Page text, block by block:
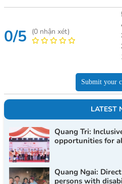
0/5 (0nhận xét)
Submit your
LATEST
Quang Tri:
opportunities for
Quang Ngai:
persons with